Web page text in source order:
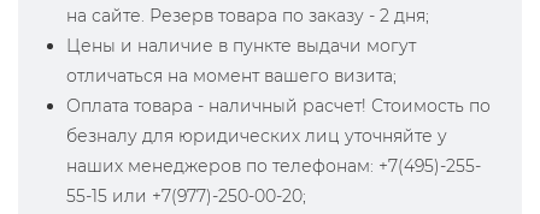
на сайте. Резерв товара по заказу - 2 дня;
Цены и наличие в пункте выдачи могут
отличаться на момент вашего визита;
Оплата товара - наличный расчет! Стоимость по
безналу для юридических лиц уточняйте у
наших менеджеров по телефонам: +7(495)-255-
55-15 или +7(977)-250-00-20;